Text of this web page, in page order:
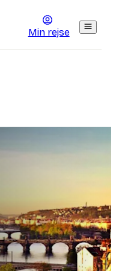
Min rejse